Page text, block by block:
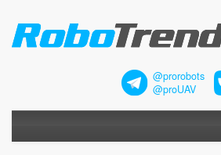
@prorobots
@proUAV